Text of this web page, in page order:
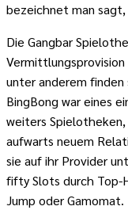
bezeichnet man sagt,
Die Gangbar
unter anderem finden
BingBong war eines
weiters
aufwarts neuem
sie auf ihr Provider
fifty Slots durch Top-
Jump oder